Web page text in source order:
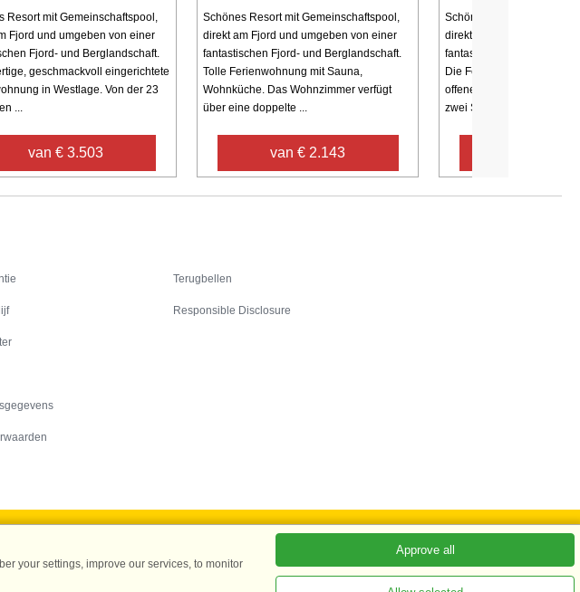
Resort mit Gemeinschaftspool,
Fjord und umgeben von einer
Fjord- und Berglandschaft.
geschmackvoll eingerichtete
in Westlage. Von der 23
...
van € 3.503
Schönes Resort mit Gemeinschaftspool,
direkt am Fjord und umgeben von einer
fantastischen Fjord- und Berglandschaft.
Tolle Ferienwohnung mit Sauna,
Wohnküche. Das Wohnzimmer verfügt
über eine doppelte ...
van € 2.143
Schönes Resort mit
direkt am Fjord und
fantastischen Fjord- und
Die Ferienwohnung
offenen Wohn-/
zwei Schlafzimmer, ...
Terugbellen
Responsible Disclosure
70 70 - CVR: 67324013
your settings, improve our services, to monitor
Approve all